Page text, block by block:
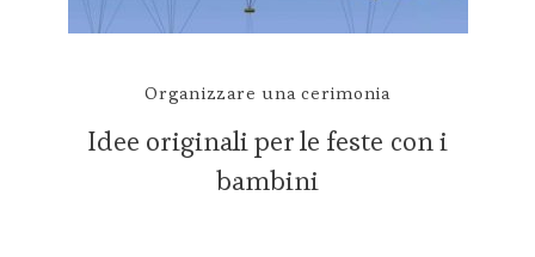
Organizzare una cerimonia
Idee originali per le feste con i
bambini